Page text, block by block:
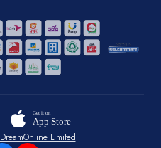
DreamOnline Limited